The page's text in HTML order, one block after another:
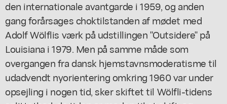
den internationale avantgarde i 1959, og anden
gang forårsages choktilstanden af mødet med
Adolf Wölflis værk på udstillingen "Outsidere" på
Louisiana i 1979. Men på samme måde som
overgangen fra dansk hjemstavnsmoderatisme til
udadvendt nyorientering omkring 1960 var under
opsejling i nogen tid, sker skiftet til Wölfli-tidens